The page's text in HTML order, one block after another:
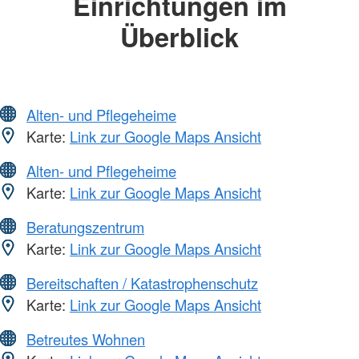
Überblick
Alten- und Pflegeheime
Karte: Link zur Google Maps Ansicht
Alten- und Pflegeheime
Karte: Link zur Google Maps Ansicht
Beratungszentrum
Karte: Link zur Google Maps Ansicht
Bereitschaften / Katastrophenschutz
Karte: Link zur Google Maps Ansicht
Betreutes Wohnen